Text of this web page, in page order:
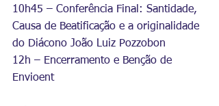
10h45 – Conferência Final: Santidade,
Causa de Beatificação e a originalidade
do Diácono João Luiz Pozzobon
12h – Encerramento e Benção de
Envioent